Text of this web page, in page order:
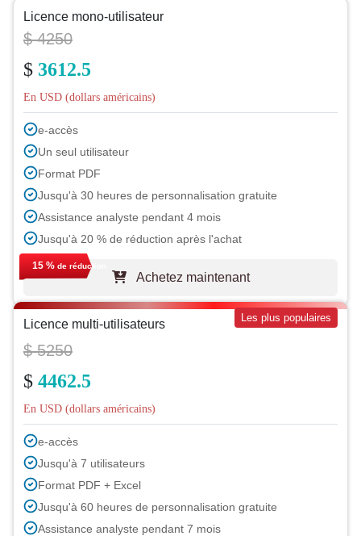
Licence mono-utilisateur
$ 4250
$ 3612.5
En USD (dollars américains)
e-accès
Un seul utilisateur
Format PDF
Jusqu'à 30 heures de personnalisation gratuite
Assistance analyste pendant 4 mois
Jusqu'à 20 % de réduction après l'achat
15 % de réduction
Achetez maintenant
Licence multi-utilisateurs Les plus populaires
$ 5250
$ 4462.5
En USD (dollars américains)
e-accès
Jusqu'à 7 utilisateurs
Format PDF + Excel
Jusqu'à 60 heures de personnalisation gratuite
Assistance analyste pendant 7 mois